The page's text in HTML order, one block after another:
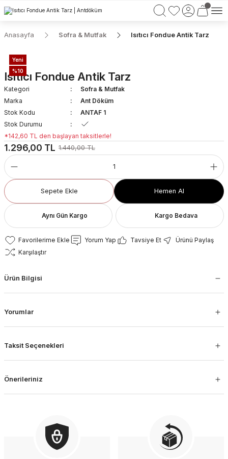
750 TL VE ÜZERİ ALIŞVERİŞLERİNİZDE KARGO BEDAVA!
Anasayfa Sofra & Mutfak Isıtıcı Fondue Antik Tarz
Yeni
%10
Isıtıcı Fondue Antik Tarz
Kategori
Sofra & Mutfak
Marka
Ant Döküm
Stok Kodu
ANTAF 1
Stok Durumu
*142,60 TL den başlayan taksitlerle!
1.296,00 TL 1.440,00 TL
Sepete Ekle Hemen Al
Aynı Gün Kargo Kargo Bedava
Yorum Yap Tavsiye Et
Ürünü Paylaş
Karşılaştır
Ürün Bilgisi
Yorumlar
Taksit Seçenekleri
Önerileriniz